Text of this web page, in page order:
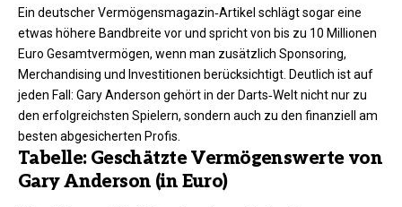
Ein deutscher Vermögensmagazin‑Artikel schlägt sogar eine
etwas höhere Bandbreite vor und spricht von bis zu 10 Millionen
Euro Gesamtvermögen, wenn man zusätzlich Sponsoring,
Merchandising und Investitionen berücksichtigt. Deutlich ist auf
jeden Fall: Gary Anderson gehört in der Darts‑Welt nicht nur zu
den erfolgreichsten Spielern, sondern auch zu den finanziell am
besten abgesicherten Profis.
Tabelle: Geschätzte Vermögenswerte von
Gary Anderson (in Euro)